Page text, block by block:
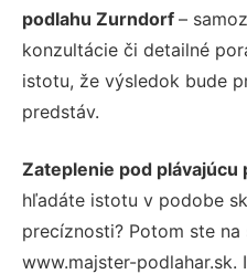
podlahu Zurndorf –
konzultácie či detailné
istotu, že výsledok bude
predstáv.
Zateplenie pod
hľadáte istotu v podobe
precíznosti? Potom ste na
www.majster-podlahar.sk.